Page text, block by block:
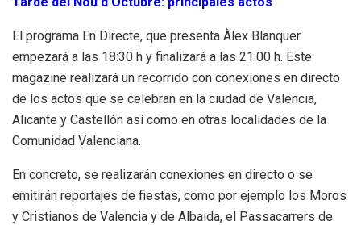
El programa En Directe, que presenta Àlex Blanquer
empezará a las 18:30 h y finalizará a las 21:00 h. Este
magazine realizará un recorrido con conexiones en directo
de los actos que se celebran en la ciudad de Valencia,
Alicante y Castellón así como en otras localidades de la
Comunidad Valenciana.
En concreto, se realizarán conexiones en directo o se
emitirán reportajes de fiestas, como por ejemplo los Moros
y Cristianos de Valencia y de Albaida, el Passacarrers de